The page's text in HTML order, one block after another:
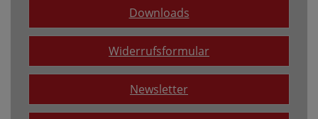
Downloads
Widerrufsformular
Newsletter